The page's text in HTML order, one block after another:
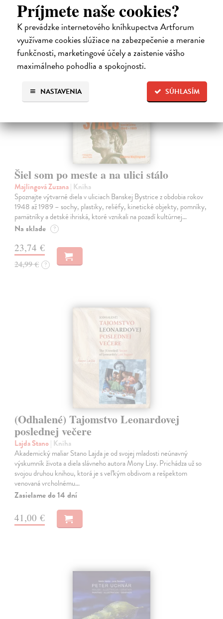
Príjmete naše cookies?
K prevádzke internetového kníhkupectva Artforum
využívame cookies slúžiace na zabezpečenie a meranie
funkčnosti, marketingové účely a zaistenie vášho
maximálneho pohodlia a spokojnosti.
SÚHLASÍM
NASTAVENIA
39,90 € ?
Šiel som po meste a na ulici stálo
Majlingová Zuzana| Kniha
Spoznajte výtvarné diela v uliciach Banskej Bystrice z obdobia rokov
1948 až 1989 – sochy, plastiky, reliéfy, kinetické objekty, pomníky,
pamätníky a detské ihriská, ktoré vznikali na pozadí kultúrnej…
Na sklade ?
23,74 €
24,99 € ?
(Odhalené) Tajomstvo Leonardovej
poslednej večere
Lajda Stano| Kniha
Akademický maliar Stano Lajda je od svojej mladosti neúnavný
výskumník života a diela slávneho autora Mony Lisy. Prichádza už so
svojou druhou knihou, ktorá je s veľkým obdivom a rešpektom
venovaná vrcholnému…
Zasielame do 14 dní
41,00 €